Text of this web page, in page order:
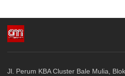
Jl. Perum KBA Cluster Bale Mulia,